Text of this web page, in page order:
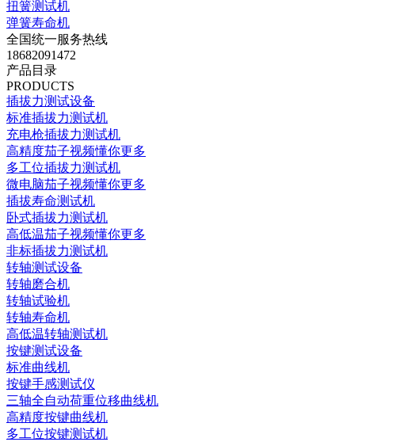
扭簧测试机
弹簧寿命机
全国统一服务热线
18682091472
产品目录
PRODUCTS
插拔力测试设备
标准插拔力测试机
充电枪插拔力测试机
高精度茄子视频懂你更多
多工位插拔力测试机
微电脑茄子视频懂你更多
插拔寿命测试机
卧式插拔力测试机
高低温茄子视频懂你更多
非标插拔力测试机
转轴测试设备
转轴磨合机
转轴试验机
转轴寿命机
高低温转轴测试机
按键测试设备
标准曲线机
按键手感测试仪
三轴全自动荷重位移曲线机
高精度按键曲线机
多工位按键测试机